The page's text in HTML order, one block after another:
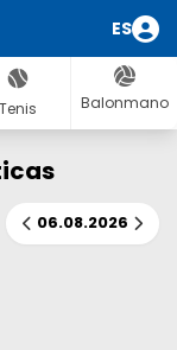
ES
Tenis Balonmano
06.08.2026